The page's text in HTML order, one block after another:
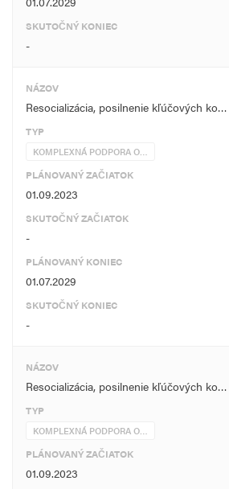
SKUTOČNÝ KONIEC
-
NÁZOV
Resocializácia, posilnenie kľúčových ko…
TYP
KOMPLEXNÁ PODPORA O…
PLÁNOVANÝ ZAČIATOK
01.09.2023
SKUTOČNÝ ZAČIATOK
-
PLÁNOVANÝ KONIEC
01.07.2029
SKUTOČNÝ KONIEC
-
NÁZOV
Resocializácia, posilnenie kľúčových ko…
TYP
KOMPLEXNÁ PODPORA O…
PLÁNOVANÝ ZAČIATOK
01.09.2023